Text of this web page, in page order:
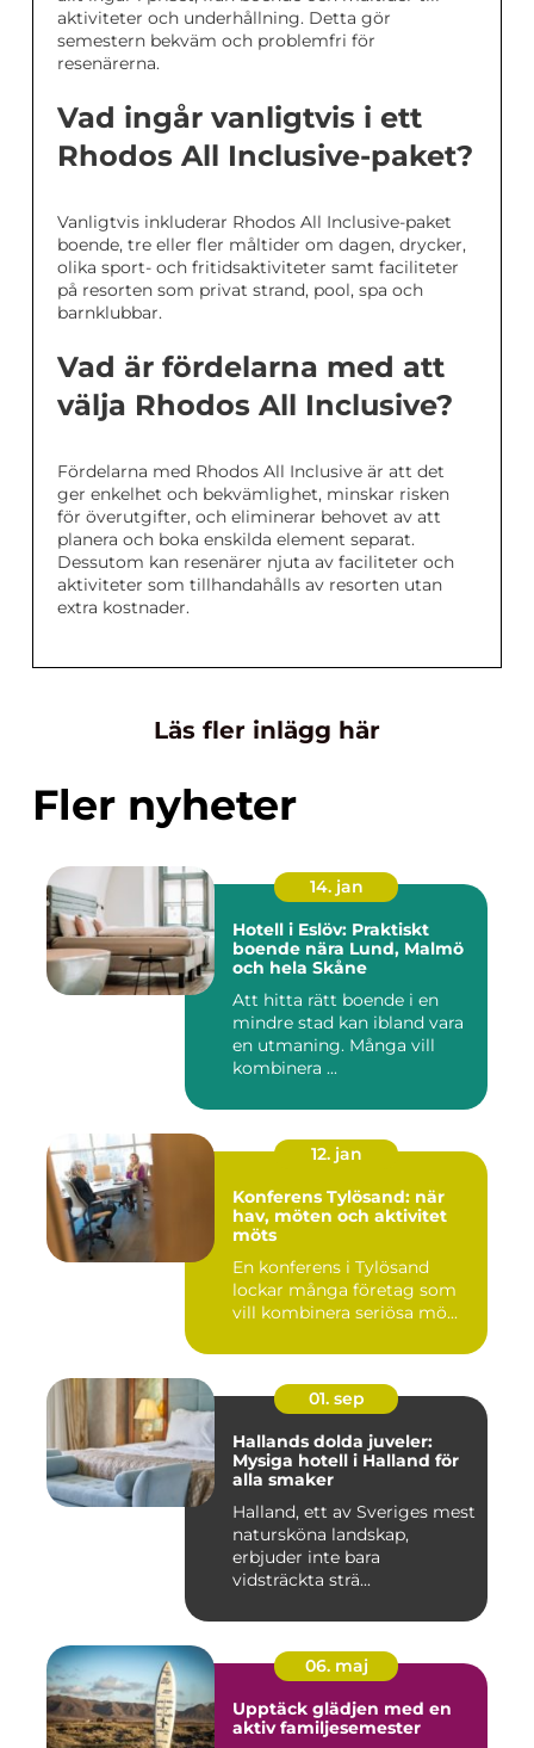
aktiviteter och underhållning. Detta gör
semestern bekväm och problemfri för
resenärerna.
Vad ingår vanligtvis i ett
Rhodos All Inclusive-paket?
Vanligtvis inkluderar Rhodos All Inclusive-paket
boende, tre eller fler måltider om dagen, drycker,
olika sport- och fritidsaktiviteter samt faciliteter
på resorten som privat strand, pool, spa och
barnklubbar.
Vad är fördelarna med att
välja Rhodos All Inclusive?
Fördelarna med Rhodos All Inclusive är att det
ger enkelhet och bekvämlighet, minskar risken
för överutgifter, och eliminerar behovet av att
planera och boka enskilda element separat.
Dessutom kan resenärer njuta av faciliteter och
aktiviteter som tillhandahålls av resorten utan
extra kostnader.
Läs fler inlägg här
Fler nyheter
14. jan
Hotell i Eslöv: Praktiskt
boende nära Lund, Malmö
och hela Skåne
Att hitta rätt boende i en
mindre stad kan ibland vara
en utmaning. Många vill
kombinera ...
12. jan
Konferens Tylösand: när
hav, möten och aktivitet
möts
En konferens i Tylösand
lockar många företag som
vill kombinera seriösa mö...
01. sep
Hallands dolda juveler:
Mysiga hotell i Halland för
alla smaker
Halland, ett av Sveriges mest
natursköna landskap,
erbjuder inte bara
vidsträckta strä...
06. maj
Upptäck glädjen med en
aktiv familjesemester